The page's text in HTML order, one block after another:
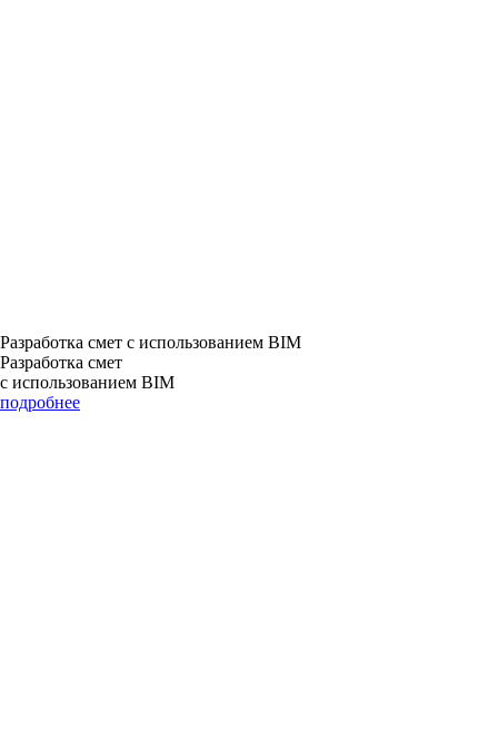
Разработка смет с использованием BIM
Разработка смет
с использованием BIM
подробнее